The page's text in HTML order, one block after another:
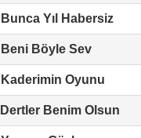
Bunca Yıl Habersiz
Beni Böyle Sev
Kaderimin Oyunu
Dertler Benim Olsun